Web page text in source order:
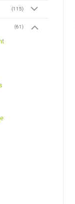
(115)
(61)